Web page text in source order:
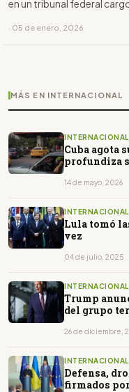
en un tribunal federal
· 05 de enero, 2026
MÁS EN INTERNACIONAL
INTERNACIONAL
Cuba agota
profundiza
14 de mayo, 2026
INTERNACIONAL
Lula tomó
vez
04 de julio, 2025
INTERNACIONAL
Trump
del grupo
26 de diciembre,
INTERNACIONAL
Defensa,
firmados